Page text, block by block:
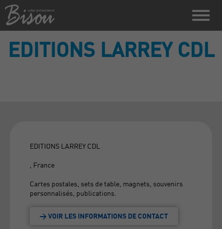
EDITIONS LARREY CDL
EDITIONS LARREY CDL
, France
Cartes postales, sets de table, magnets, souvenirs
personnalisés, publications.
> VOIR LES INFORMATIONS DE CONTACT